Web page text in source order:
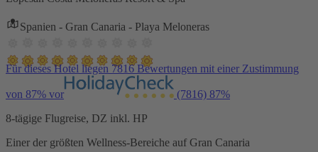
Spanien - Gran Canaria - Playa Meloneras
Für dieses Hotel liegen 7816 Bewertungen mit einer Zustimmung
von 87% vor (7816) 87%
8-tägige Flugreise, DZ inkl. HP
Einer der größten Wellness-Bereiche auf Gran Canaria